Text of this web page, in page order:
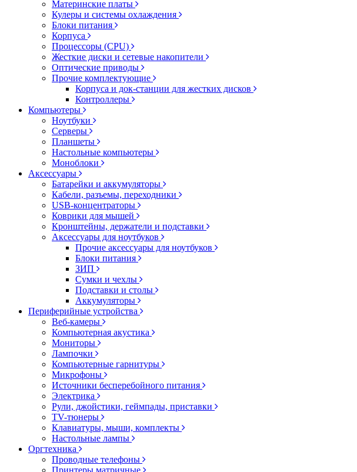
Материнские платы
Кулеры и системы охлаждения
Блоки питания
Корпуса
Процессоры (CPU)
Жесткие диски и сетевые накопители
Оптические приводы
Прочие комплектующие
Корпуса и док-станции для жестких дисков
Контроллеры
Компьютеры
Ноутбуки
Серверы
Планшеты
Настольные компьютеры
Моноблоки
Аксессуары
Батарейки и аккумуляторы
Кабели, разъемы, переходники
USB-концентраторы
Коврики для мышей
Кронштейны, держатели и подставки
Аксессуары для ноутбуков
Прочие аксессуары для ноутбуков
Блоки питания
ЗИП
Сумки и чехлы
Подставки и столы
Аккумуляторы
Периферийные устройства
Веб-камеры
Компьютерная акустика
Мониторы
Лампочки
Компьютерные гарнитуры
Микрофоны
Источники бесперебойного питания
Электрика
Рули, джойстики, геймпады, приставки
TV-тюнеры
Клавиатуры, мыши, комплекты
Настольные лампы
Оргтехника
Проводные телефоны
Принтеры матричные